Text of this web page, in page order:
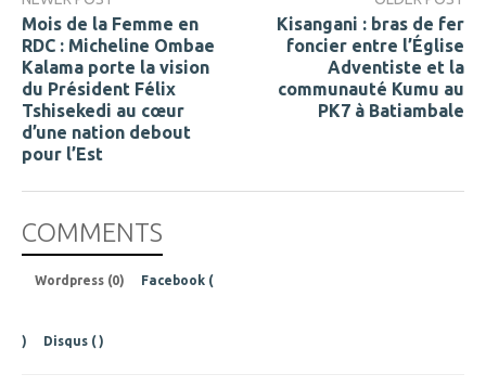
Mois de la Femme en
RDC : Micheline Ombae
Kalama porte la vision
du Président Félix
Tshisekedi au cœur
d’une nation debout
pour l’Est
Kisangani : bras de fer
foncier entre l’Église
Adventiste et la
communauté Kumu au
PK7 à Batiambale
COMMENTS
Wordpress (0) Facebook (
) Disqus ( )